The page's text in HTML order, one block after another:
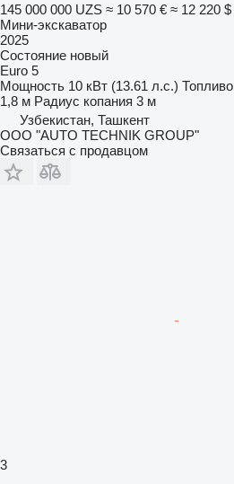
145 000 000 UZS ≈ 10 570 € ≈ 12 220 $
Мини-экскаватор
2025
Состояние новый
Euro 5
Мощность 10 кВт (13.61 л.с.) Топливо
1,8 м Радиус копания 3 м
Узбекистан, Ташкент
OOO "AUTO TECHNIK GROUP"
Связаться с продавцом
3